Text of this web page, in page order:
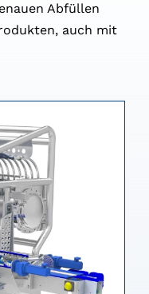
Abfüllen
auch mit